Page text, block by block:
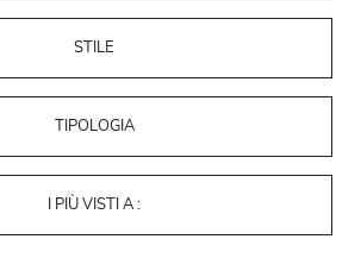
STILE
TIPOLOGIA
I PIÙ VISTI A :